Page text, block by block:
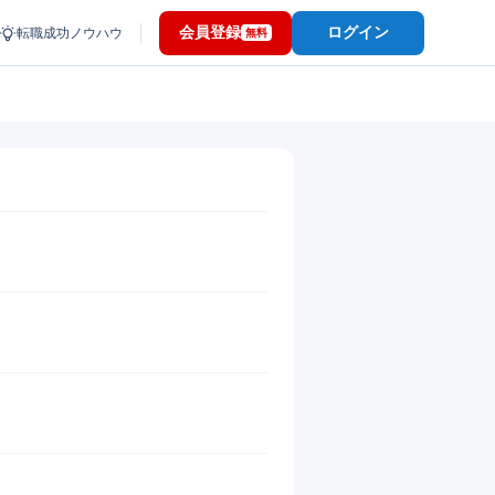
転職成功ノウハウ 会員登録 無料 ログイン